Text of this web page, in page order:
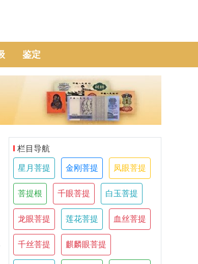
鉴定
栏目导航
星月菩提 金刚菩提 凤眼菩提
菩提根 千眼菩提 白玉菩提
龙眼菩提 莲花菩提 血丝菩提
千丝菩提 麒麟眼菩提